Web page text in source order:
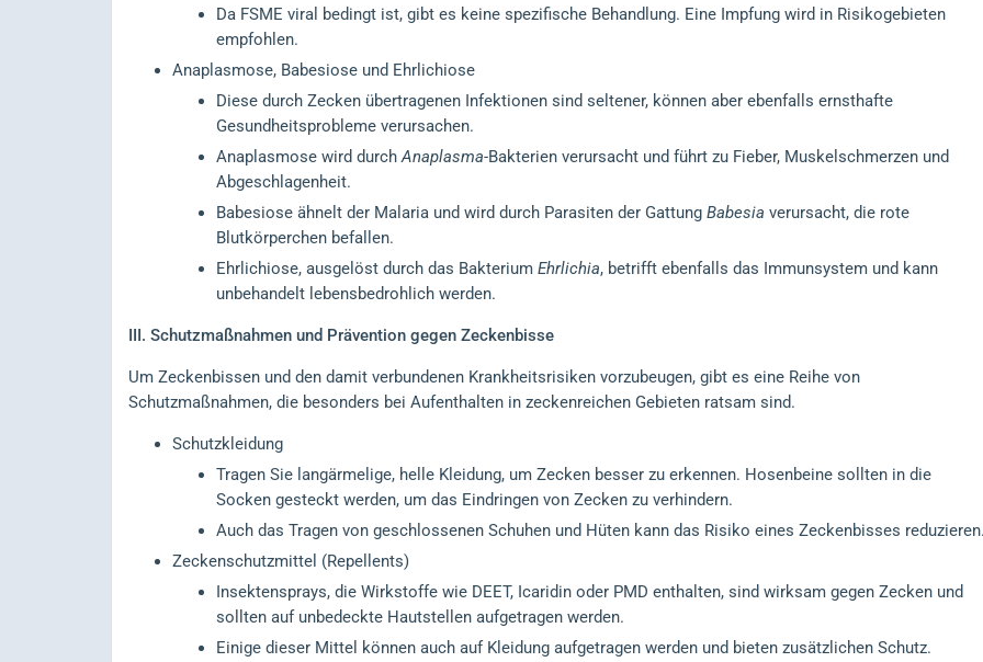
Da FSME viral bedingt ist, gibt es keine spezifische Behandlung. Eine Impfung wird in Risikogebieten
empfohlen.
Anaplasmose, Babesiose und Ehrlichiose
Diese durch Zecken übertragenen Infektionen sind seltener, können aber ebenfalls ernsthafte
Gesundheitsprobleme verursachen.
Anaplasmose wird durchAnaplasma-Bakterien verursacht und führt zu Fieber, Muskelschmerzen und
Abgeschlagenheit.
Babesiose ähnelt der Malaria und wird durch Parasiten der Gattung Babesia verursacht, die rote
Blutkörperchen befallen.
Ehrlichiose, ausgelöst durch das Bakterium Ehrlichia, betrifft ebenfalls das Immunsystem und kann
unbehandelt lebensbedrohlich werden.
III. Schutzmaßnahmen und Prävention gegen Zeckenbisse
Um Zeckenbissen und den damit verbundenen Krankheitsrisiken vorzubeugen, gibt es eine Reihe von
Schutzmaßnahmen, die besonders bei Aufenthalten in zeckenreichen Gebieten ratsam sind.
Schutzkleidung
Tragen Sie langärmelige, helle Kleidung, um Zecken besser zu erkennen. Hosenbeine sollten in die
Socken gesteckt werden, um das Eindringen von Zecken zu verhindern.
Auch das Tragen von geschlossenen Schuhen und Hüten kann das Risiko eines Zeckenbisses
Zeckenschutzmittel (Repellents)
Insektensprays, die Wirkstoffe wie DEET, Icaridin oder PMD enthalten, sind wirksam gegen Zecken und
sollten auf unbedeckte Hautstellen aufgetragen werden.
Einige dieser Mittel können auch auf Kleidung aufgetragen werden und bieten zusätzlichen Schutz.